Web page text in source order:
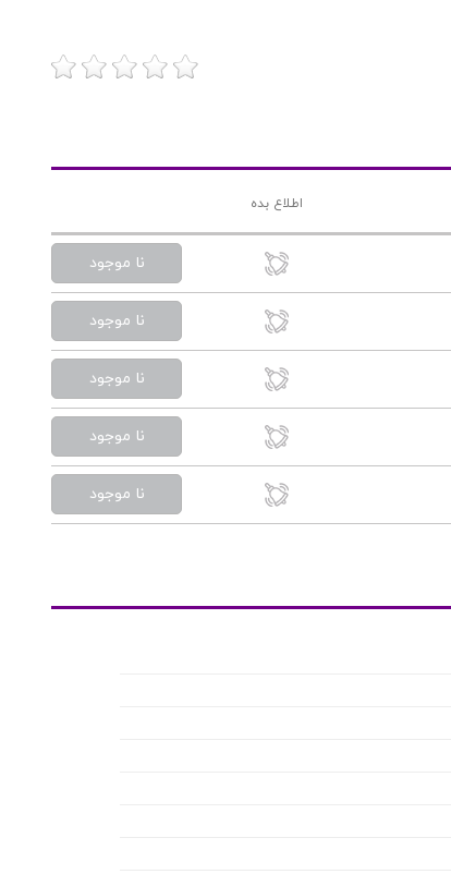
اطلاع بده
نا موجود
نا موجود
نا موجود
نا موجود
نا موجود